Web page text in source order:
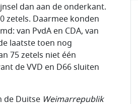
dan aan de onderkant.
zetels. Daarmee konden
van PvdA en CDA, van
laatste toen nog
75 zetels niet één
de VVD en D66 sluiten
de Duitse Weimarrepublik